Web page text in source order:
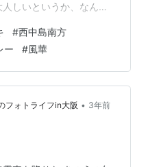
しいというか、なんと
味と甘味のバランスが
ミの食感がざらく、と
ーキなんでスポンジケ
、そこにクルミを足す
、ケーキのバランスを
さて、今日は珍しく…
#西中島南方
ー #風華
フォトライフin大阪 • 3年前